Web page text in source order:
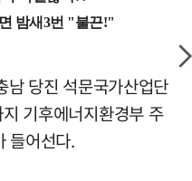
남 당진 석문국가산업단
기후에너지환경부 주
들어선다.